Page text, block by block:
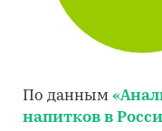
По данным
напитков в